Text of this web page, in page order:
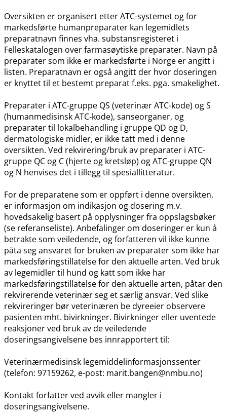
Oversikten er organisert etter ATC-systemet og for
markedsførte humanpreparater kan legemidlets
preparatnavn finnes vha. substansregisteret i
Felleskatalogen over farmasøytiske preparater. Navn på
preparater som ikke er markedsførte i Norge er angitt i
listen. Preparatnavn er også angitt der hvor doseringen
er knyttet til et bestemt preparat f.eks. pga. smakelighet.
Preparater i ATC-gruppe QS (veterinær ATC-kode) og S
(humanmedisinsk ATC-kode), sanseorganer, og
preparater til lokalbehandling i gruppe QD og D,
dermatologiske midler, er ikke tatt med i denne
oversikten. Ved rekvirering​/​bruk av preparater i ATC-
gruppe QC og C (hjerte og kretsløp) og ATC-gruppe QN
og N henvises det i tillegg til spesiallitteratur.
For de preparatene som er oppført i denne oversikten,
er informasjon om indikasjon og dosering m.v.
hovedsakelig basert på opplysninger fra oppslagsbøker
(se referanseliste). Anbefalinger om doseringer er kun å
betrakte som veiledende, og forfatteren vil ikke kunne
påta seg ansvaret for bruken av preparater som ikke har
markedsføringstillatelse for den aktuelle arten. Ved bruk
av legemidler til hund og katt som ikke har
markedsføringstillatelse for den aktuelle arten, påtar den
rekvirerende veterinær seg et særlig ansvar. Ved slike
rekvireringer bør veterinæren be dyreeier observere
pasienten mht. bivirkninger. Bivirkninger eller uventede
reaksjoner ved bruk av de veiledende
doseringsangivelsene bes innrapportert til:
Veterinærmedisinsk legemiddelinformasjonssenter
(telefon: 97159262, e-post: marit.bangen@nmbu.no)
Kontakt forfatter ved avvik eller mangler i
doseringsangivelsene.